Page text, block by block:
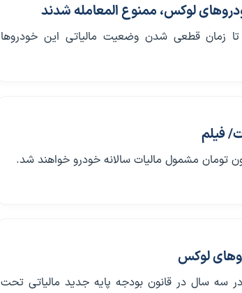
لوکس، ممنوع المعامله شدند
زمان قطعی شدن وضعیت مالیاتی این خودروها
فیلم
لوکس
1400 لغایت 1402 یعنی در سه سال در قانون بودجه پایه جدید مالیاتی تحت